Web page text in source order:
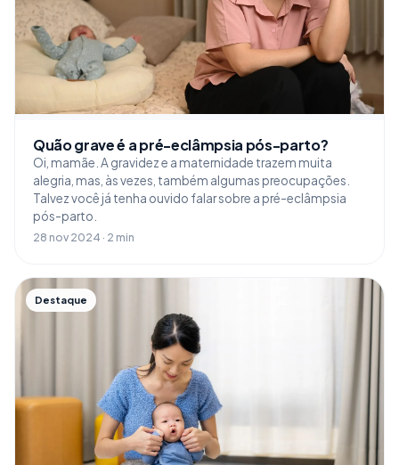
Quão grave é a pré-eclâmpsia pós-parto?
Oi, mamãe. A gravidez e a maternidade trazem muita
alegria, mas, às vezes, também algumas preocupações.
Talvez você já tenha ouvido falar sobre a pré-eclâmpsia
pós-parto.
28 nov 2024 · 2 min
Destaque